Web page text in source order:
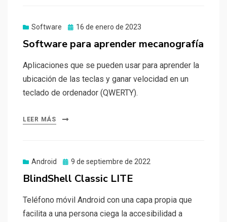
Software
Publicado
16 de enero de 2023
Software para aprender mecanografía
Aplicaciones que se pueden usar para aprender la
ubicación de las teclas y ganar velocidad en un
teclado de ordenador (QWERTY).
LEER MÁS
Android
Publicado
9 de septiembre de 2022
BlindShell Classic LITE
Teléfono móvil Android con una capa propia que
facilita a una persona ciega la accesibilidad a